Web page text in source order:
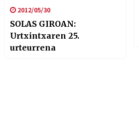
2012/05/30
SOLAS GIROAN:
Urtxintxaren 25.
urteurrena